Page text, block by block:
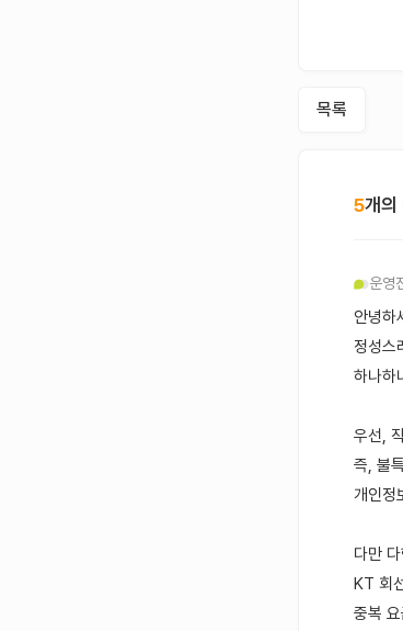
목록
5개의
운영
안녕하
정성스
하나하
우선,
즉, 불
개인정
다만
KT 회
중복